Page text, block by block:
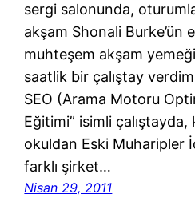
sergi salonunda,
akşam Shonali Burke’ün
muhteşem akşam
saatlik bir çalıştay
SEO (Arama Motoru
Eğitimi” isimli çalıştayda,
okuldan Eski Muharipler
farklı şirket…
Nisan 29, 2011